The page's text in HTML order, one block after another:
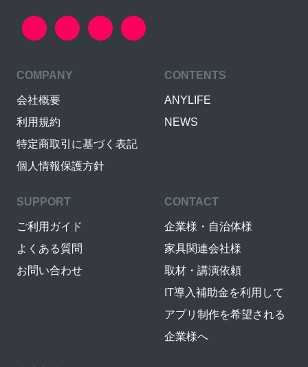
COMPANY
会社概要
利用規約
特定商取引に基づく表記
個人情報保護方針
CONTENTS
ANYLIFE
NEWS
SUPPORT
ご利用ガイド
よくある質問
お問い合わせ
CONTACT
企業様・自治体様
家具関連会社様
取材・講演依頼
IT導入補助金を利用して
アプリ制作を希望される
企業様へ